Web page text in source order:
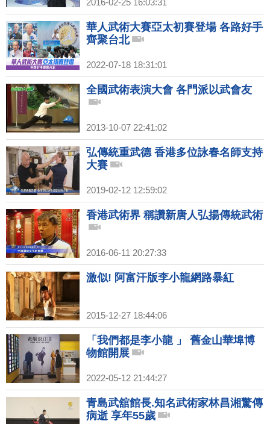
2016-02-25 16:03:31
華人武術大賽亞太初賽登場 各路好手
齊聚台北
2022-07-18 18:31:01
全國武術表演大會 各門派以武會友
2013-10-07 22:41:02
弘傳統重武德 香港多位詠春名師支持
大賽
2019-02-12 12:59:02
香港武術界 稱讚新唐人弘揚傳統武術
2016-06-11 20:27:33
激似! 阿富汗版李小龍網路暴紅
2015-12-27 18:44:06
「我們都是李小龍 」 舊金山華埠博
物館開展
2022-05-12 21:44:27
青島武舘館長.知名武術家林昌湘驚傳
病逝 享年55歲